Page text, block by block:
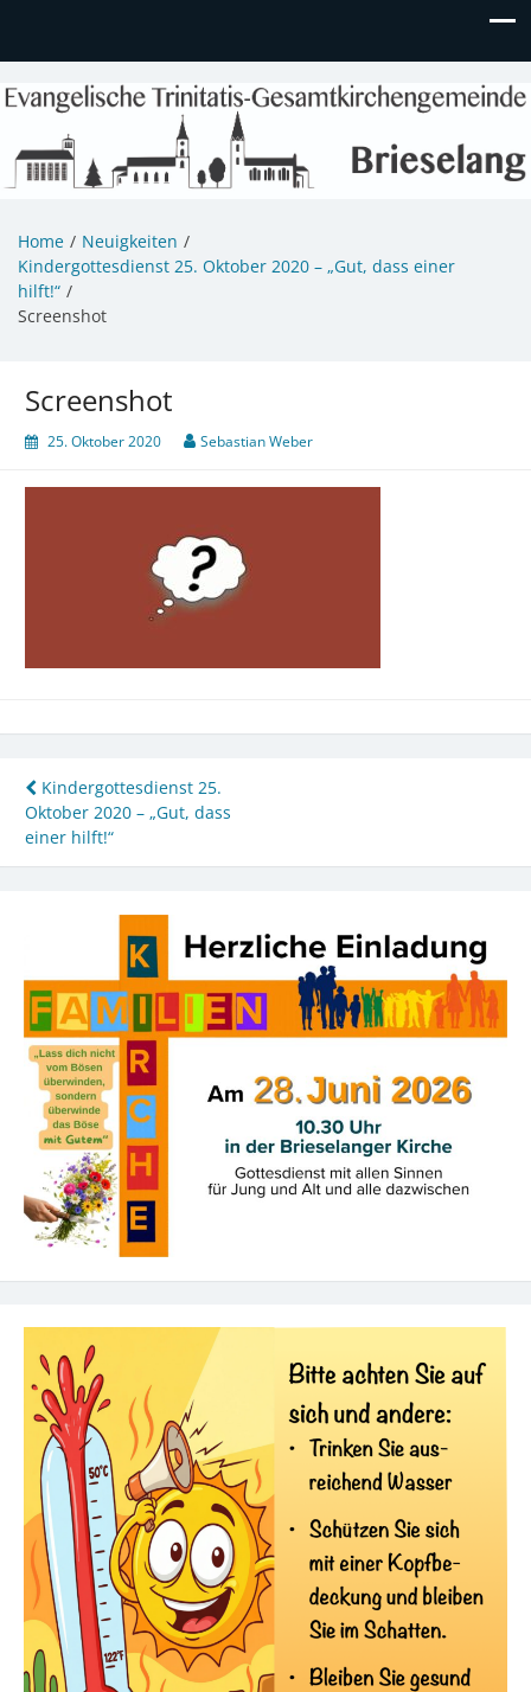
Evangelische Kirchengemeinde
Brieselang
Informationen zu Veranstaltungen, Gemeindeleben und
unserem Kindergarten
Home
Neuigkeiten
Kindergottesdienst 25. Oktober 2020 – „Gut, dass einer
hilft!“
Screenshot
Screenshot
25. Oktober 2020 Sebastian Weber
Beitragsnavigation
Kindergottesdienst 25.
Oktober 2020 – „Gut, dass
einer hilft!“